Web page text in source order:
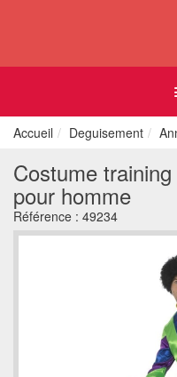
Accueil Deguisement
Costume
pour homme
Référence : 49234